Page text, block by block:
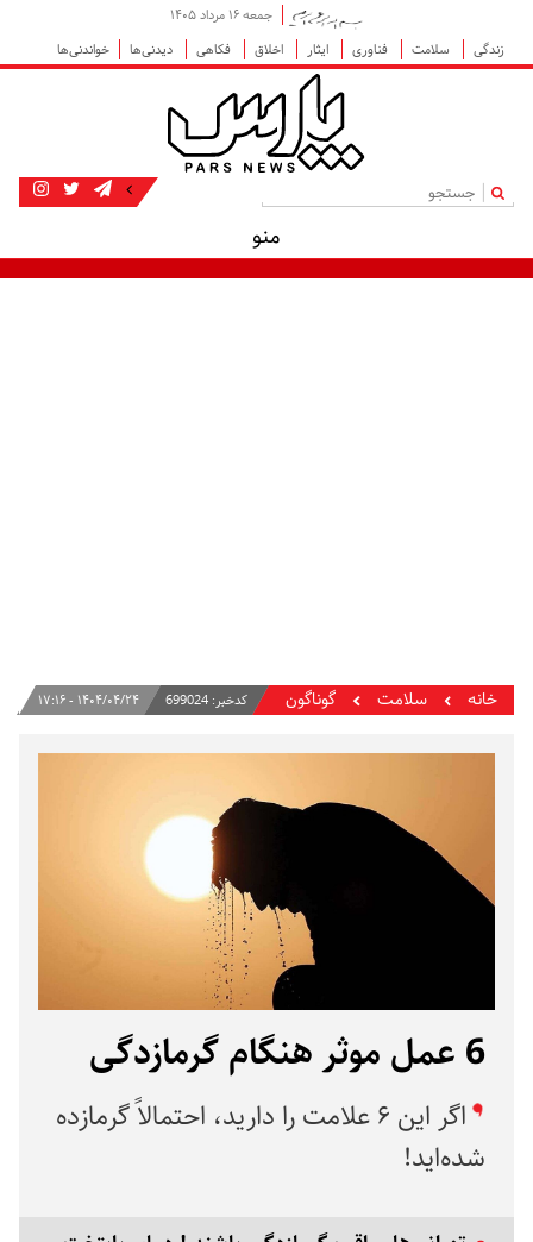
جمعه ۱۶ مرداد ۱۴۰۵
زندگی
سلامت فناوری ایثار اخلاق فکاهی دیدنی‌ها خواندنی‌ها
|
منو
خانه سلامت گوناگون کدخبر: 699024 ۱۴۰۴/۰۴/۲۴ - ۱۷:۱۶
6 عمل موثر هنگام گرمازدگی
اگر این ۶ علامت را دارید، احتمالاً گرمازده
شده‌اید!